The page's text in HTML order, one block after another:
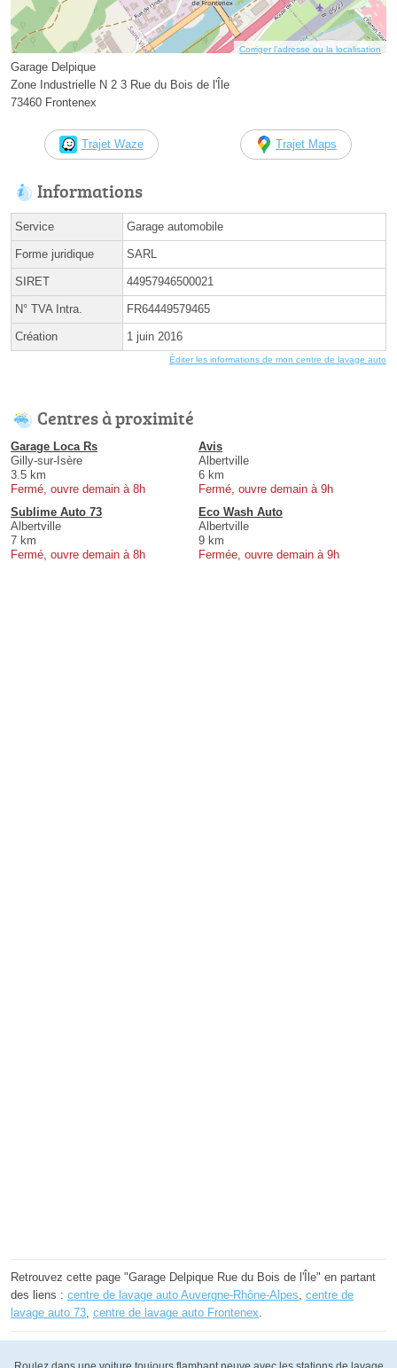
Corriger l’adresse ou la localisation
Garage Delpique
Zone Industrielle N 2 3 Rue du Bois de l'Île
73460 Frontenex
Trajet Waze Trajet Maps
Informations
Service Garage automobile
Forme juridique SARL
SIRET 44957946500021
N° TVA Intra. FR64449579465
Création 1 juin 2016
Éditer les informations de mon centre de lavage auto
Centres à proximité
Garage Loca Rs
Gilly-sur-Isère
3.5 km
Fermé, ouvre demain à 8h
Avis
Albertville
6 km
Fermé, ouvre demain à 9h
Sublime Auto 73
Albertville
7 km
Fermé, ouvre demain à 8h
Eco Wash Auto
Albertville
9 km
Fermée, ouvre demain à 9h
Retrouvez cette page "Garage Delpique Rue du Bois de l'Île" en partant
des liens : centre de lavage auto Auvergne-Rhône-Alpes, centre de
lavage auto 73, centre de lavage auto Frontenex.